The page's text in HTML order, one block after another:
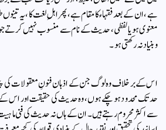
ہے، ان کے بعد فقہاء کا مقام ہے، پھر اہلِ لغت کا، یہ
معنوی ہو یا لفظی، حدیث کے نام سے منسوب نہیں
و بنیاد نہ رکھتی ہو۔
اس کے بر خلاف وہ لوگ جن کے اذہان فنونِ معقولات کی
حد تک محدود ہو چکے ہوں، وہ حدیث کی حقیقت اور اس کے
سے اکثر محروم رہتے ہیں۔ ان کے ہاں نہ حدیث کی فنی ماہیت